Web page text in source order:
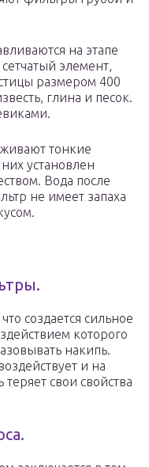
на этапе
элемент,
размером 400
глина и песок.
тонкие
установлен
Вода после
не имеет запаха
создается сильное
которого
накипь.
и на
теряет свои свойства